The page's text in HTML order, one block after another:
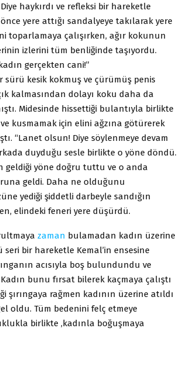
haykırdı ve refleksi bir hareketle
yere attığı sandalyeye takılarak yere
toparlamaya çalışırken, ağır kokunun
izlerini tüm benliğinde taşıyordu.
gerçekten cani!”
sürü kesik kokmuş ve çürümüş penis
kalmasından dolayı koku daha da
Midesinde hissettiği bulantıyla birlikte
kusmamak için elini ağzına götürerek
“Lanet olsun! Diye söylenmeye devam
duyduğu sesle birlikte o yöne döndü.
geldiği yöne doğru tuttu ve o anda
geldi. Daha ne olduğunu
yediği şiddetli darbeyle sandığın
elindeki feneri yere düşürdü.
zaman bulamadan kadın üzerine
seri bir hareketle Kemal’in ensesine
acısıyla boş bulundundu ve
bunu fırsat bilerek kaçmaya çalıştı
şırıngaya rağmen kadının üzerine atıldı
oldu. Tüm bedenini felç etmeye
birlikte ,kadınla boğuşmaya